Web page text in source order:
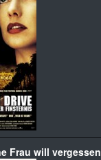
Frau will vergessen